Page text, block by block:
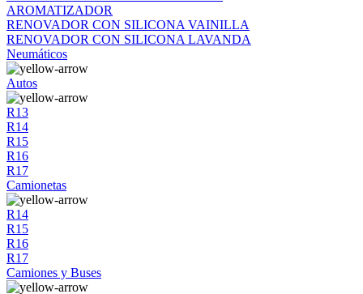
AROMATIZADOR
RENOVADOR CON SILICONA VAINILLA
RENOVADOR CON SILICONA LAVANDA
Neumáticos
Autos
R13
R14
R15
R16
R17
Camionetas
R14
R15
R16
R17
Camiones y Buses